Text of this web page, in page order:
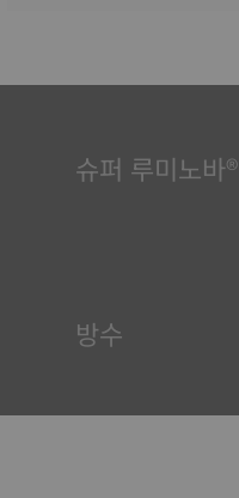
슈퍼 루미노바®
방수